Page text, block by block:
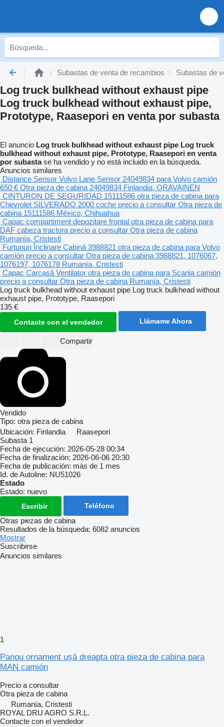
Subastas de venta de recambios Subastas de
Log truck bulkhead without exhaust pipe
Log truck bulkhead without exhaust pipe,
Prototype, Raasepori en venta por subasta
El anuncio Log truck bulkhead without exhaust pipe Log truck
bulkhead without exhaust pipe, Prototype, Raasepori en venta
por subastase ha vendido y no está incluido en la búsqueda.
Anuncios similares
Distance Sensor Volvo Lane Sensor 24049834 para Volvo camión
650 € Otra pieza de cabina 24049834 Finlandia, ORAVAINEN
CINTURON DE SEGURIDAD 15111586 otra pieza de cabina para
Chevrolet SILVERADO 2000 coche precio a consultar Otra pieza de
cabina 15111586 México, Chihuahua
Capac compartiment depozitare frontal otra pieza de cabina para
DAF cabeza tractora precio a consultar Otra pieza de cabina
Rumanía, Cristesti
Furtunuri Înclinare Cabină 3988821 otra pieza de cabina para Volvo
camión precio a consultar Otra pieza de cabina 3988821, 1076067,
1076197, 1076178 Rumanía, Cristesti
Capac Carcasă Ventilator otra pieza de cabina para Scania camión
precio a consultar Otra pieza de cabina Rumanía, Cristesti
Log truck bulkhead without exhaust pipe Log truck bulkhead without
exhaust pipe, Prototype, Raasepori
135 €
Contacte con el vendedor Llámame Ahora
Compartir
Vendido
Tipo: otra pieza de cabina
Ubicación: Finlandia
Raasepori
Subasta 1
Fecha de ejecución: 2026-05-28 00:34
Fecha de finalización: 2026-06-06 20:30
Fecha de publicación: más de 1 mes
Id. de Autoline: NU51026
Estado
Estado: nuevo
Escribir Teléfono
Otras piezas de cabina
Resultados de la búsqueda: 6082 anuncios
Mostrar
Suscribirse
Anuncios similares
1
Panou ornament ușă dreapta otra pieza de cabina para
MAN camión
Precio a consultar
Otra pieza de cabina
Rumanía, Cristesti
ROYAL DRU AGRO S.R.L.
Contacte con el vendedor